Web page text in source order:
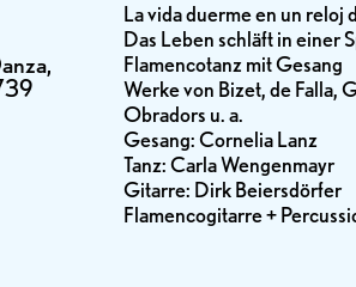
La vida duerme en un reloj
Das Leben schläft in einer
Flamencotanz mit Gesang
Werke von Bizet, de Falla,
Obradors u. a.
Gesang: Cornelia Lanz
Tanz: Carla Wengenmayr
Gitarre: Dirk Beiersdörfer
Flamencogitarre +